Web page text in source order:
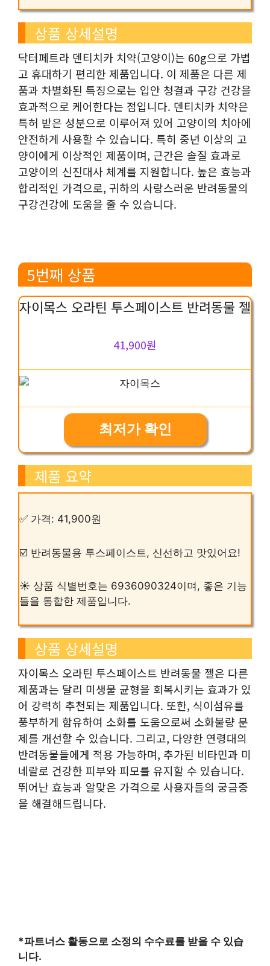
상품 상세설명
닥터페트라 덴티치카 치약(고양이)는 60g으로 가볍
고 휴대하기 편리한 제품입니다. 이 제품은 다른 제
품과 차별화된 특징으로는 입안 청결과 구강 건강을
효과적으로 케어한다는 점입니다. 덴티치카 치약은
특허 받은 성분으로 이루어져 있어 고양이의 치아에
안전하게 사용할 수 있습니다. 특히 중년 이상의 고
양이에게 이상적인 제품이며, 근간은 솔질 효과로
고양이의 신진대사 체계를 지원합니다. 높은 효능과
합리적인 가격으로, 귀하의 사랑스러운 반려동물의
구강건강에 도움을 줄 수 있습니다.
5번째 상품
자이목스 오라틴 투스페이스트 반려동물 젤
41,900원
최저가 확인
제품 요약
✅ 가격: 41,900원
☑️ 반려동물용 투스페이스트, 신선하고 맛있어요!
☀️ 상품 식별번호는 6936090324이며, 좋은 기능
들을 통합한 제품입니다.
상품 상세설명
자이목스 오라틴 투스페이스트 반려동물 젤은 다른
제품과는 달리 미생물 균형을 회복시키는 효과가 있
어 강력히 추천되는 제품입니다. 또한, 식이섬유를
풍부하게 함유하여 소화를 도움으로써 소화불량 문
제를 개선할 수 있습니다. 그리고, 다양한 연령대의
반려동물들에게 적용 가능하며, 추가된 비타민과 미
네랄로 건강한 피부와 피모를 유지할 수 있습니다.
뛰어난 효능과 알맞은 가격으로 사용자들의 궁금증
을 해결해드립니다.
*파트너스 활동으로 소정의 수수료를 받을 수 있습
니다.